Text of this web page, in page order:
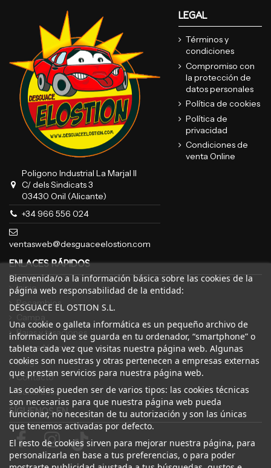
Poligono Industrial La Marjal II
C/ dels Sindicats 3
03430 Onil (Alicante)
+34 966 556 024
ventasweb@desguaceelostion.com
LEGAL
Términos y
condiciones
Compromiso con
la protección de
datos personales
Política de cookies
Política de
privacidad
Condiciones de
venta Online
ENLACES RÁPIDOS
Inicio
Recambios
Bajas y tasaciones
Sobre Nosotros
Blog
Contacto
Canal Ético
Bienvenida/o a la información básica sobre las cookies de la
página web responsabilidad de la entidad:
DESGUACE EL OSTION S.L.
Una cookie o galleta informática es un pequeño archivo de
información que se guarda en tu ordenador, “smartphone” o
tableta cada vez que visitas nuestra página web. Algunas
cookies son nuestras y otras pertenecen a empresas externas
que prestan servicios para nuestra página web.
Las cookies pueden ser de varios tipos: las cookies técnicas
son necesarias para que nuestra página web pueda
funcionar, no necesitan de tu autorización y son las únicas
que tenemos activadas por defecto.
El resto de cookies sirven para mejorar nuestra página, para
personalizarla en base a tus preferencias, o para poder
SÍGUENOS EN